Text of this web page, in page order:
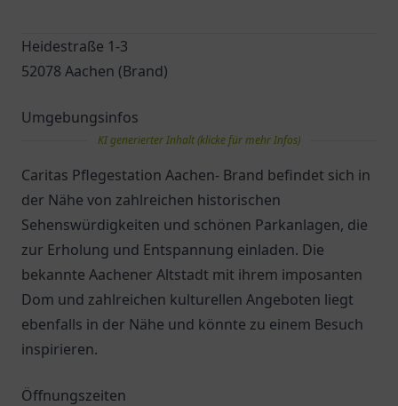
Heidestraße 1-3
52078 Aachen (Brand)
Umgebungsinfos
KI generierter Inhalt (klicke für mehr Infos)
Caritas Pflegestation Aachen- Brand befindet sich in
der Nähe von zahlreichen historischen
Sehenswürdigkeiten und schönen Parkanlagen, die
zur Erholung und Entspannung einladen. Die
bekannte Aachener Altstadt mit ihrem imposanten
Dom und zahlreichen kulturellen Angeboten liegt
ebenfalls in der Nähe und könnte zu einem Besuch
inspirieren.
Öffnungszeiten